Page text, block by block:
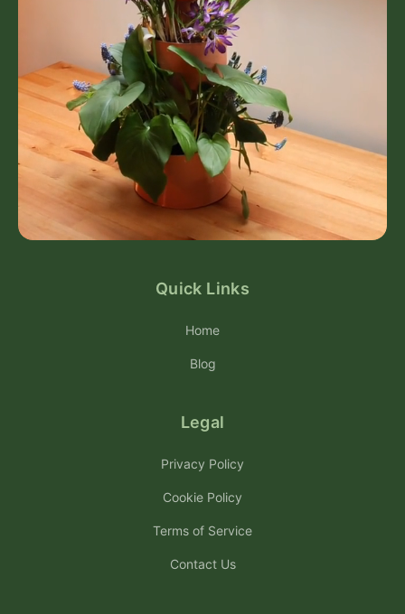
Quick Links
Home
Blog
Legal
Privacy Policy
Cookie Policy
Terms of Service
Contact Us